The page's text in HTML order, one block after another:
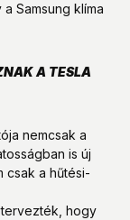
Samsung klíma
A TESLA
nemcsak a
is új
csak a hűtési-
hogy